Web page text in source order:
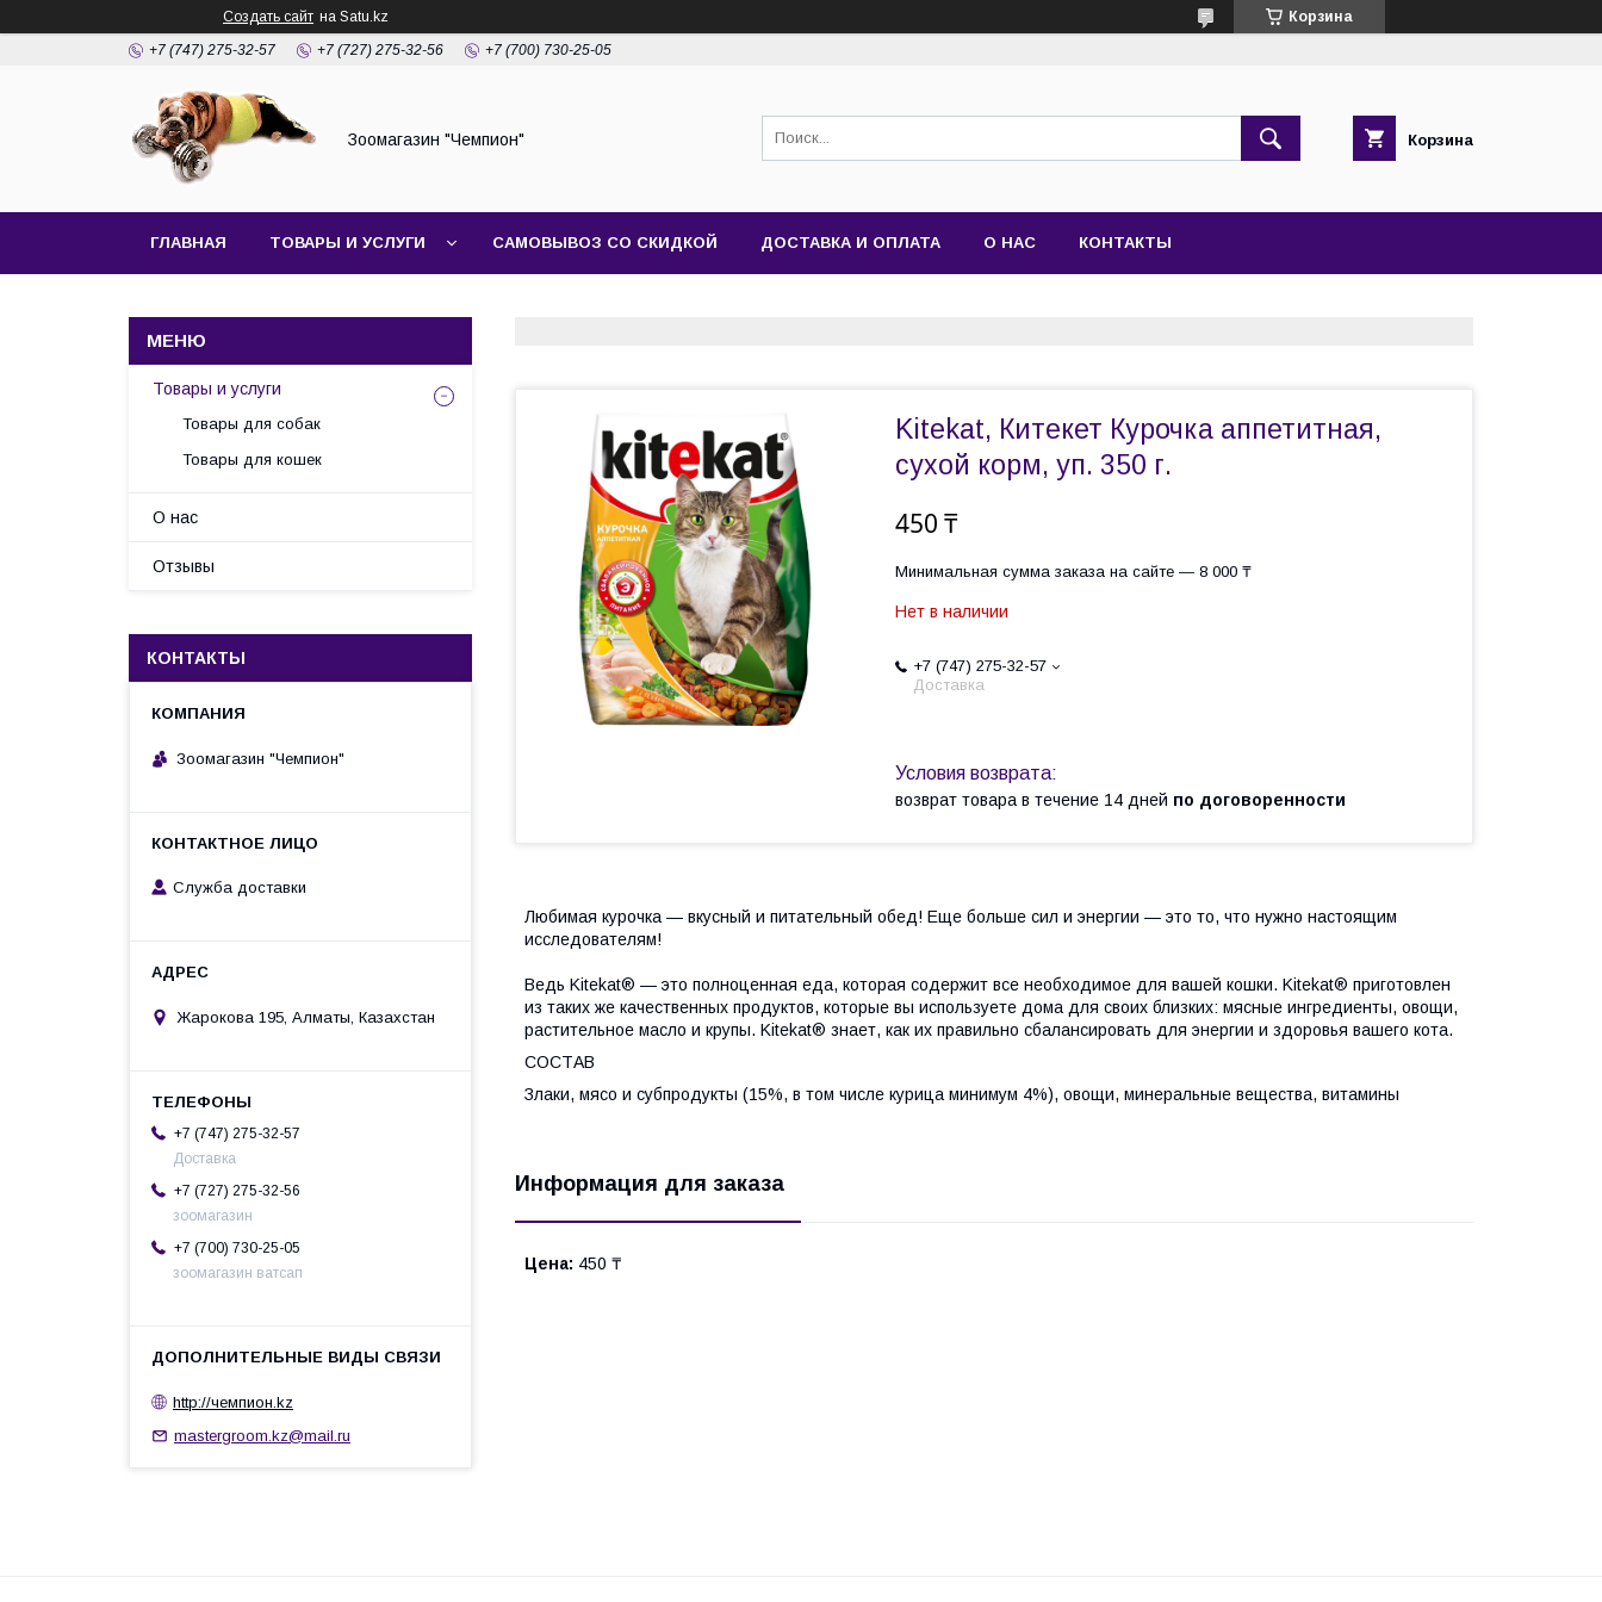
Создать сайт на Satu.kz Корзина
+7 (747) 275-32-57 +7 (727) 275-32-56 +7 (700) 730-25-05
Зоомагазин "Чемпион" Корзина
ГЛАВНАЯ ТОВАРЫ И УСЛУГИ САМОВЫВОЗ СО СКИДКОЙ ДОСТАВКА И ОПЛАТА О НАС КОНТАКТЫ
Kitekat, Китекет Курочка аппетитная,
сухой корм, уп. 350 г.
450 ₸
Минимальная сумма заказа на сайте — 8 000 ₸
Нет в наличии
+7 (747) 275-32-57
Доставка
возврат товара в течение 14 дней по договоренности
Любимая курочка — вкусный и питательный обед! Еще больше сил и энергии — это то, что нужно настоящим
исследователям!
Ведь Kitekat® — это полноценная еда, которая содержит все необходимое для вашей кошки. Kitekat® приготовлен
из таких же качественных продуктов, которые вы используете дома для своих близких: мясные ингредиенты, овощи,
растительное масло и крупы. Kitekat® знает, как их правильно сбалансировать для энергии и здоровья вашего кота.
СОСТАВ
Злаки, мясо и субпродукты (15%, в том числе курица минимум 4%), овощи, минеральные вещества, витамины
Информация для заказа
Цена: 450 ₸
Товары и услуги
Товары для собак
Товары для кошек
О нас
Отзывы
КОНТАКТЫ
Зоомагазин "Чемпион"
Служба доставки
Жарокова 195, Алматы, Казахстан
+7 (747) 275-32-57
Доставка
+7 (727) 275-32-56
зоомагазин
+7 (700) 730-25-05
зоомагазин ватсап
http://чемпион.kz
mastergroom.kz@mail.ru